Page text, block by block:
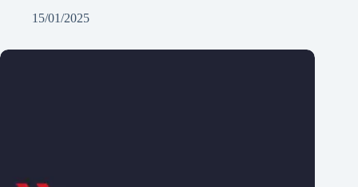
15/01/2025